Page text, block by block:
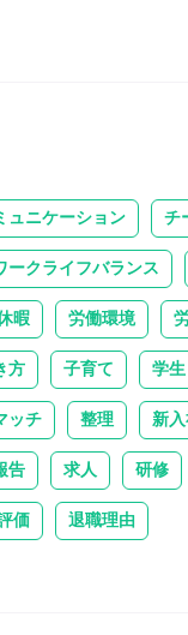
ュニケーション チ
ークライフバランス
暇 労働環境
方 子育て 学生
ッチ 整理 新
告 求人 研修
価 退職理由